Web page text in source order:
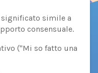
simile a
consensuale.
("Mi so fatto una